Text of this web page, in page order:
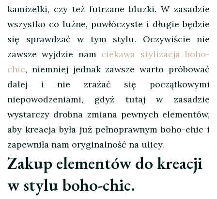
kamizelki, czy też futrzane bluzki. W zasadzie
wszystko co luźne, powłóczyste i długie będzie
się sprawdzać w tym stylu. Oczywiście nie
zawsze wyjdzie nam ciekawa stylizacja boho-
chic, niemniej jednak zawsze warto próbować
dalej i nie zrażać się początkowymi
niepowodzeniami, gdyż tutaj w zasadzie
wystarczy drobna zmiana pewnych elementów,
aby kreacja była już pełnoprawnym boho-chic i
zapewniła nam oryginalność na ulicy.
Zakup elementów do kreacji
w stylu boho-chic.